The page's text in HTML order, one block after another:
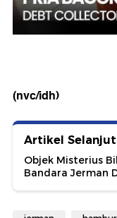
(nvc/idh)
Artikel
Objek Misterius
Bandara Jerman